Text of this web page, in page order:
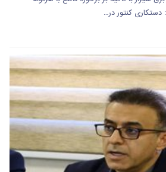
کنتور در…